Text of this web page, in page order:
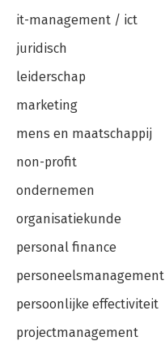
it-management / ict
juridisch
leiderschap
marketing
mens en maatschappij
non-profit
ondernemen
organisatiekunde
personal finance
personeelsmanagement
persoonlijke effectiviteit
projectmanagement